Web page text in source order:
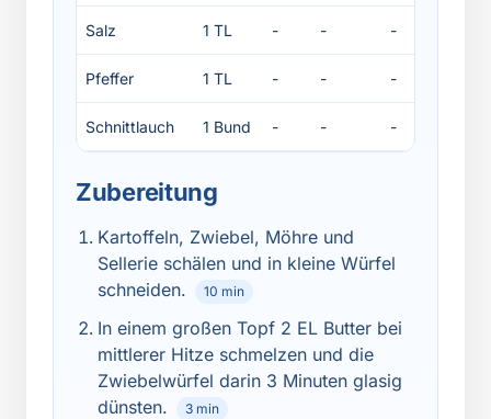
Salz 1 TL - - -
Pfeffer 1 TL - - -
Schnittlauch 1 Bund - - -
Zubereitung
Kartoffeln, Zwiebel, Möhre und
Sellerie schälen und in kleine Würfel
schneiden.
10 min
In einem großen Topf 2 EL Butter bei
mittlerer Hitze schmelzen und die
Zwiebelwürfel darin 3 Minuten glasig
dünsten.
3 min